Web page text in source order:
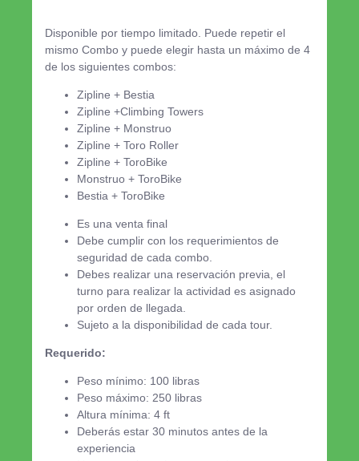
Disponible por tiempo limitado. Puede repetir el
mismo Combo y puede elegir hasta un máximo de 4
de los siguientes combos:
Zipline + Bestia
Zipline +Climbing Towers
Zipline + Monstruo
Zipline + Toro Roller
Zipline + ToroBike
Monstruo + ToroBike
Bestia + ToroBike
Es una venta final
Debe cumplir con los requerimientos de
seguridad de cada combo.
Debes realizar una reservación previa, el
turno para realizar la actividad es asignado
por orden de llegada.
Sujeto a la disponibilidad de cada tour.
Requerido:
Peso mínimo: 100 libras
Peso máximo: 250 libras
Altura mínima: 4 ft
Deberás estar 30 minutos antes de la
experiencia